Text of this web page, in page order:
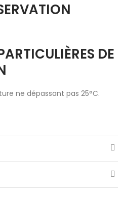
DE
ne dépassant pas 25°C.